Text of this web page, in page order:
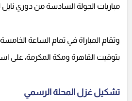
مباريات الجولة السادسة من دوري
وتقام المباراة في تمام الساعة
بتوقيت القاهرة ومكة المكرمة، على
تشكيل غزل المحلة الرسمي